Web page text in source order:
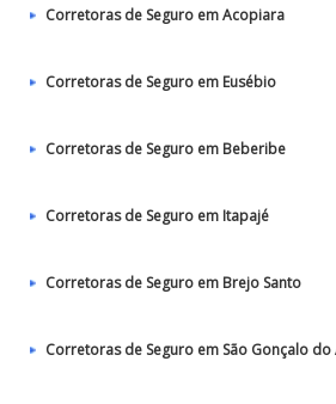
Corretoras de Seguro em Acopiara
Corretoras de Seguro em Eusébio
Corretoras de Seguro em Beberibe
Corretoras de Seguro em Itapajé
Corretoras de Seguro em Brejo Santo
Corretoras de Seguro em São Gonçalo